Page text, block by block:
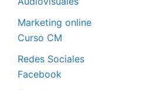
Marketing online
Curso CM
Redes Sociales
Facebook